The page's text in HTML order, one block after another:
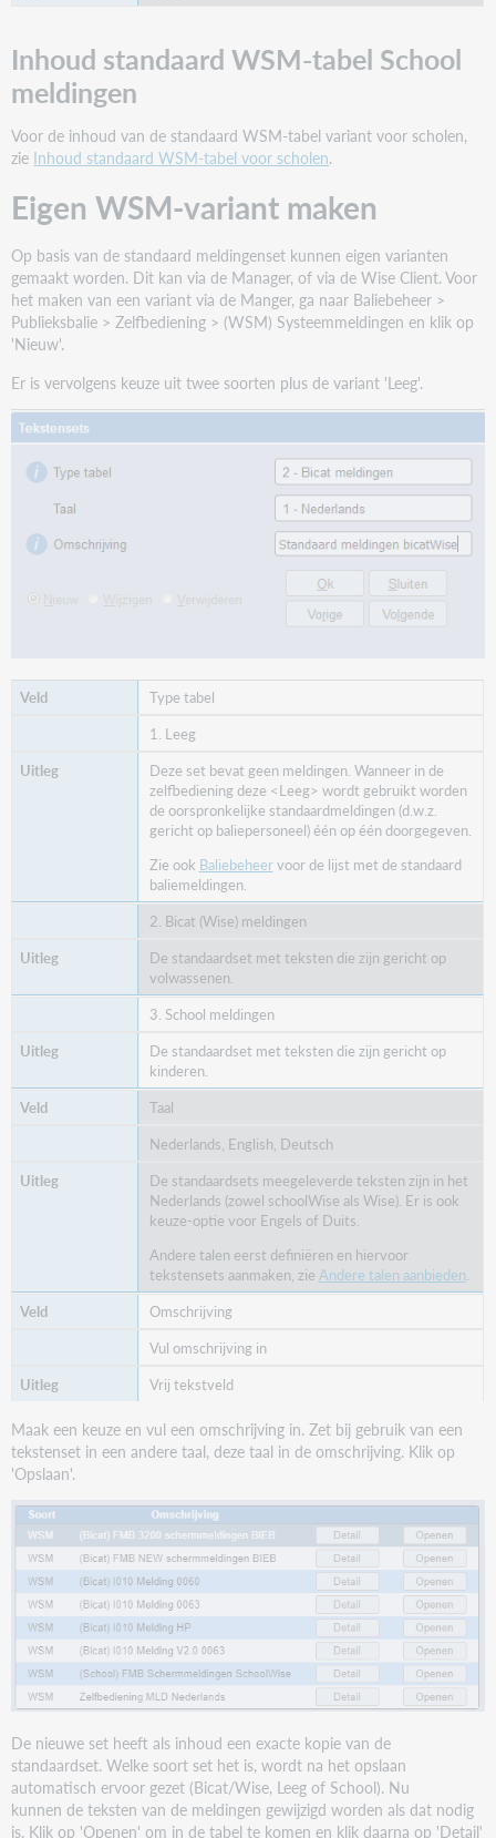
De status [{0}] is niet correct; Niet geaccepteerd
Let op. U heeft nog een bedrag openstaan.
Let op! de lener heeft nog openstaande registraties!
0007
Dit is een oud (omgelabeld) pasnummer; Niet
geaccepteerd
[SIP] Pincode niet correct
0011
Onbekend materiaal. Dit kan niet geleend worden.
Onbekend exemplaar [{0}]; kan niet worden
Mislukt. Deze barcode is te kort.
0014
Mislukt. Deze barcode is te kort.
Exemplaarnummer [{0}] is niet correct; niet
geaccepteerd als exemplaarnummer
0015
Mislukt. Dit nummer [{0}] is van een pasje.
exemplaarnummer
0022
0024
Dit exemplaar kan niet geleend worden.
Nota-exemplaar is uitgeleend aan [{0}]; kan niet
0025
Exemplaar is afgeschreven; kan niet worden
uitgeleend
0028
Exemplaar heeft substatus [{0}]; kan niet worden
verlengd
0029
Dit exemplaar is in rekening gebracht.
Exemplaar is in rekening gebracht; kan niet worden
verlengd
[SIP] Exemplaar is in rekening gebracht
0030
Inhoud standaard WSM-tabel School
meldingen
Voor de inhoud van de standaard WSM-tabel variant voor scholen,
zie Inhoud standaard WSM-tabel voor scholen.
Eigen WSM-variant maken
Op basis van de standaard meldingenset kunnen eigen varianten
gemaakt worden. Dit kan via de Manager, of via de Wise Client. Voor
het maken van een variant via de Manger, ga naar Baliebeheer >
Publieksbalie > Zelfbediening > (WSM) Systeemmeldingen en klik op
'Nieuw'.
Er is vervolgens keuze uit twee soorten plus de variant 'Leeg'.
Type tabel
1. Leeg
Deze set bevat geen meldingen. Wanneer in de
zelfbediening deze <Leeg> wordt gebruikt worden
de oorspronkelijke standaardmeldingen (d.w.z.
gericht op baliepersoneel) één op één doorgegeven.
Zie ook Baliebeheervoor de lijst met de standaard
baliemeldingen.
2. Bicat (Wise) meldingen
De standaardset met teksten die zijn gericht op
volwassenen.
3. School meldingen
De standaardset met teksten die zijn gericht op
kinderen.
Taal
Nederlands, English, Deutsch
De standaardsets meegeleverde teksten zijn in het
Nederlands (zowel schoolWise als Wise). Er is ook
keuze-optie voor Engels of Duits.
Andere talen eerst definiëren en hiervoor
tekstensets aanmaken, zie Andere talen aanbieden.
Omschrijving
Vul omschrijving in
Vrij tekstveld
Maak een keuze en vul een omschrijving in. Zet bij gebruik van een
tekstenset in een andere taal, deze taal in de omschrijving. Klik op
'Opslaan'.
De nieuwe set heeft als inhoud een exacte kopie van de
standaardset. Welke soort set het is, wordt na het opslaan
automatisch ervoor gezet (Bicat/Wise, Leeg of School). Nu
kunnen de teksten van de meldingen gewijzigd worden als dat nodig
is. Klik op 'Openen' om in de tabel te komen en klik daarna op 'Detail'